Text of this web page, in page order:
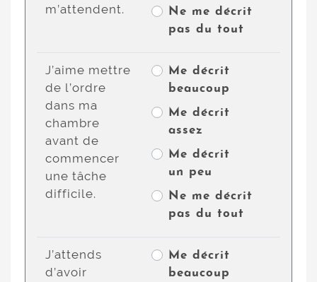
m’attendent.
Ne me décrit
pas du tout
J’aime mettre
de l’ordre
dans ma
chambre
avant de
commencer
une tâche
difficile.
Me décrit
beaucoup
Me décrit
assez
Me décrit
un peu
Ne me décrit
pas du tout
J’attends
d’avoir
Me décrit
beaucoup